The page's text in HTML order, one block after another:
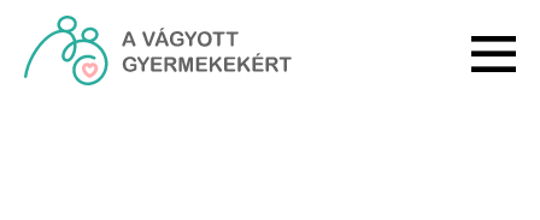
Ugrás a fő tartalomhoz